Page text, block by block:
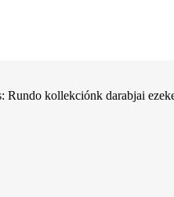
kollekciónk darabjai